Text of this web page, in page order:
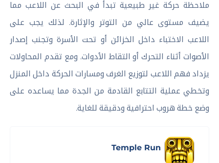
ملاحظة حركة غير طبيعية تبدأ في البحث عن اللاعب مما
يضيف مستوى عالي من التوتر والإثارة. لذلك يجب على
اللاعب الاختباء داخل الخزائن أو تحت الأسرة وتجنب إصدار
الأصوات أثناء التحرك أو التقاط الأدوات. ومع تقدم المحاولات
يزداد فهم اللاعب لتوزيع الغرف ومسارات الحركة داخل المنزل
وتخطي عملية التتابع القادمة من الجدة مما يساعده على
وضع خطة هروب احترافية ودقيقة للغاية.
Temple Run